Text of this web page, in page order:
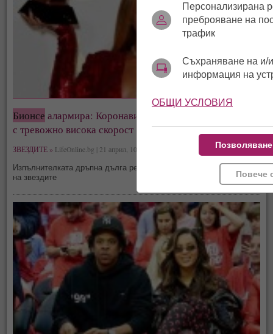
Бионсе алармира: Коронавирусът убива чернокожите
с тревожно висока скорост
ЗВЕЗДИТЕ » LifeOnline.bg | 21 април, 10:17
Изпълнителката дръпна дълга реч по време на онлайн концерта
на звездите
Персонализирана
преброяване на
трафик
Съхраняване на и/
информация на
ОБЩИ УСЛОВИЯ
Повече